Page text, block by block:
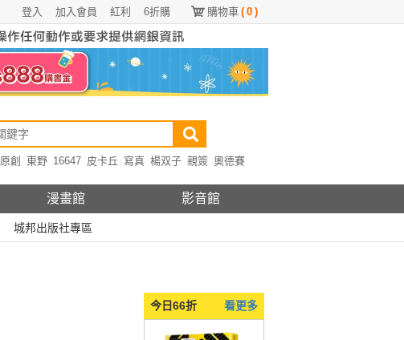
購物車 ( 0 )
6折購
紅利
加入會員
登入
原創 東野 16647 皮卡丘 寫真 楊双子 親簽 奧德賽
漫畫館 影音館
城邦出版社專區
今日66折 看更多